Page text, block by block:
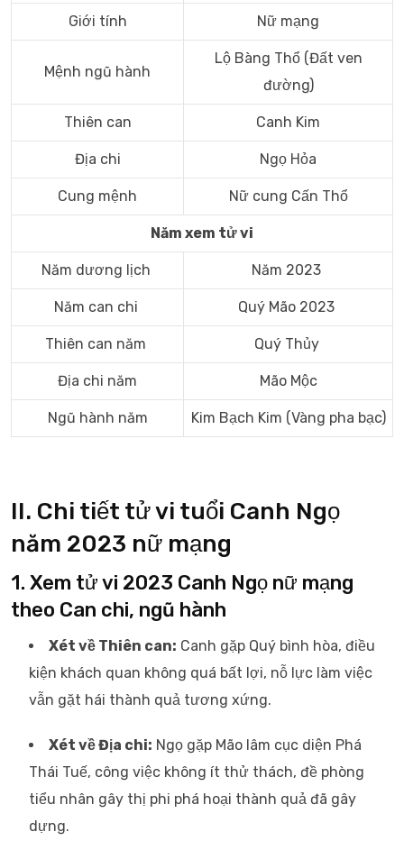
Giới tính Nữ mạng
Mệnh ngũ hành
Lộ Bàng Thổ (Đất ven
đường)
Thiên can Canh Kim
Địa chi Ngọ Hỏa
Cung mệnh Nữ cung Cấn Thổ
Năm xem tử vi
Năm dương lịch Năm 2023
Năm can chi Quý Mão 2023
Thiên can năm Quý Thủy
Địa chi năm Mão Mộc
Ngũ hành năm Kim Bạch Kim (Vàng pha bạc)
II. Chi tiết tử vi tuổi Canh Ngọ
năm 2023 nữ mạng
1. Xem tử vi 2023 Canh Ngọ nữ mạng
theo Can chi, ngũ hành
Xét về Thiên can: Canh gặp Quý bình hòa, điều
kiện khách quan không quá bất lợi, nỗ lực làm việc
vẫn gặt hái thành quả tương xứng.
Xét về Địa chi: Ngọ gặp Mão lâm cục diện Phá
Thái Tuế, công việc không ít thử thách, đề phòng
tiểu nhân gây thị phi phá hoại thành quả đã gây
dựng.